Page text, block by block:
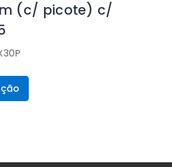
(c/ picote) c/